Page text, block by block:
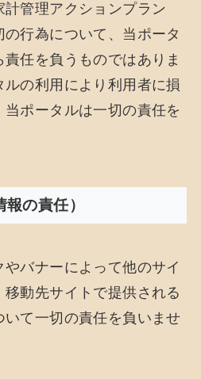
管理アクションプラン
行為について、当ポータ
任を負うものではありま
の利用により利用者に損
ポータルは一切の責任を
の責任）
バナーによって他のサイ
移動先サイトで提供される
て一切の責任を負いませ